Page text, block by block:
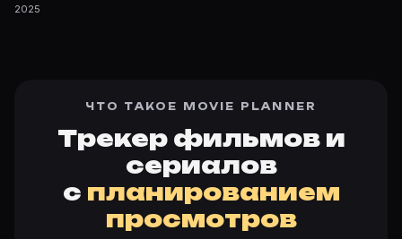
2025
ЧТО ТАКОЕ MOVIE PLANNER
Трекер фильмов и
сериалов
с планированием
просмотров